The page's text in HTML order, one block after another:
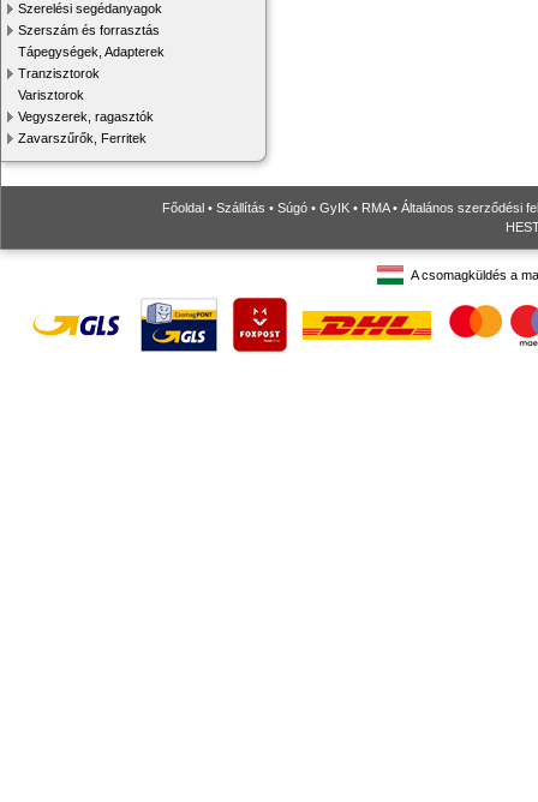
Szerelési segédanyagok
Szerszám és forrasztás
Tápegységek, Adapterek
Tranzisztorok
Varisztorok
Vegyszerek, ragasztók
Zavarszűrők, Ferritek
Főoldal • Szállítás • Súgó • GyIK • RMA• Általános szerződési
A csomagküldés a